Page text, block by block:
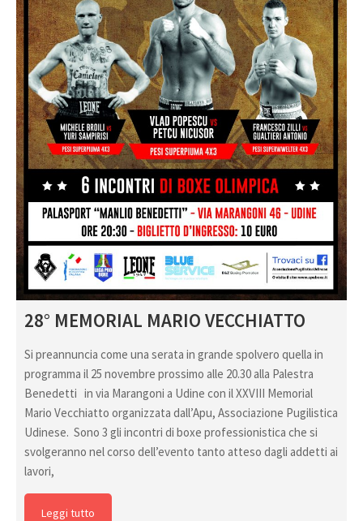
28° MEMORIAL MARIO VECCHIATTO
Si preannuncia come una serata in grande spolvero quella in
programma il 25 novembre prossimo alle 20.30 alla Palestra
Benedetti in via Marangoni a Udine con il XXVIII Memorial
Mario Vecchiatto organizzata dall’Apu, Associazione Pugilistica
Udinese. Sono 3 gli incontri di boxe professionistica che si
svolgeranno nel corso dell’evento tanto atteso dagli addetti ai
lavori,
Leggi tutto